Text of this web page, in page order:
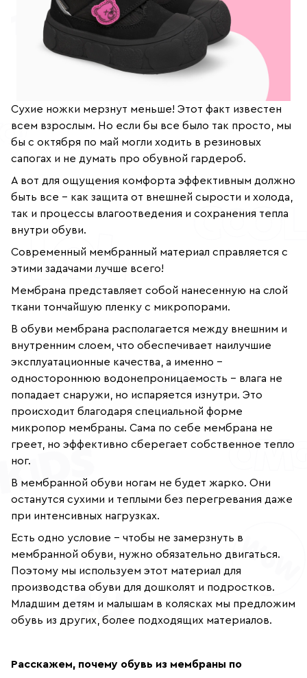
(800)
777-
85-
25
info@indigoshoes.ru
ВК
Канал в
Telegram
Канал
Дзен
АВТОРИЗАЦИЯ
РЕГИСТРАЦИЯ
Сухие ножки мерзнут меньше! Этот факт известен
всем взрослым. Но если бы все было так просто, мы
бы с октября по май могли ходить в резиновых
сапогах и не думать про обувной гардероб.
А вот для ощущения комфорта эффективным должно
быть все - как защита от внешней сырости и холода,
так и процессы влагоотведения и сохранения тепла
внутри обуви.
Современный мембранный материал справляется с
этими задачами лучше всего!
Мембрана представляет собой нанесенную на слой
ткани тончайшую пленку с микропорами.
В обуви мембрана располагается между внешним и
внутренним слоем, что обеспечивает наилучшие
эксплуатационные качества, а именно -
одностороннюю водонепроницаемость – влага не
попадает снаружи, но испаряется изнутри. Это
происходит благодаря специальной форме
микропор мембраны. Сама по себе мембрана не
греет, но эффективно сберегает собственное тепло
ног.
В мембранной обуви ногам не будет жарко. Они
останутся сухими и теплыми без перегревания даже
при интенсивных нагрузках.
Есть одно условие - чтобы не замерзнуть в
мембранной обуви, нужно обязательно двигаться.
Поэтому мы используем этот материал для
производства обуви для дошколят и подростков.
Младшим детям и малышам в колясках мы предложим
обувь из других, более подходящих материалов.
Расскажем, почему обувь из мембраны по